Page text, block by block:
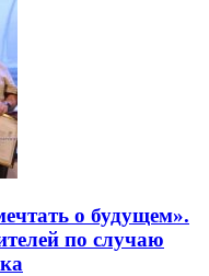
о будущем».
по случаю